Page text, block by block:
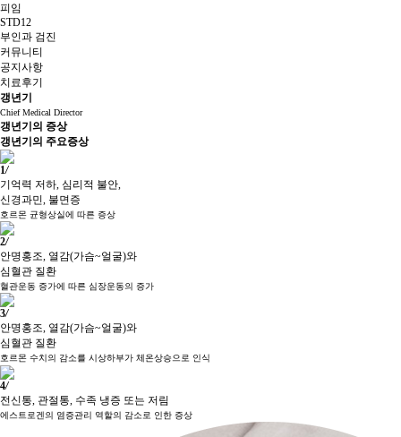
피임
STD12
부인과 검진
커뮤니티
공지사항
치료후기
갱년기
Chief Medical Director
갱년기의 증상
갱년기의 주요증상
1/
기억력 저하, 심리적 불안,
신경과민, 불면증
호르몬 균형상실에 따른 증상
2/
안명홍조, 열감(가슴~얼굴)와
심혈관 질환
혈관운동 증가에 따른 심장운동의 증가
3/
안명홍조, 열감(가슴~얼굴)와
심혈관 질환
호르몬 수치의 감소를 시상하부가 체온상승으로 인식
4/
전신통, 관절통, 수족 냉증 또는 저림
에스트로겐의 염증관리 역할의 감소로 인한 증상